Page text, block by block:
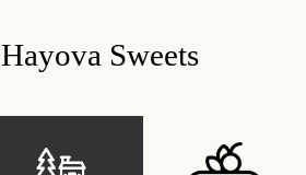
Hayova Sweets